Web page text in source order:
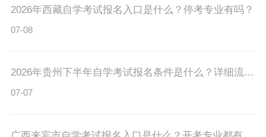
2026年西藏自学考试报名入口是什么？停考专业有吗？
07-08
2026年贵州下半年自学考试报名条件是什么？详细流程有吗？
07-07